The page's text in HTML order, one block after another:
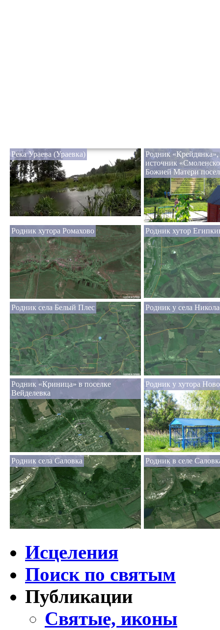
Река Ураева (Ураевка)
Родник «Крейдянка»,
источник
Божией Матери
Родник хутора Ромахово Родник хутор
Родник села Белый Плес Родник у села
Родник «Криница» в поселке
Вейделевка
Родник у хутора
Родник села Саловка Родник в селе
Исцеления
Поиск по святым
Публикации
Святые, иконы